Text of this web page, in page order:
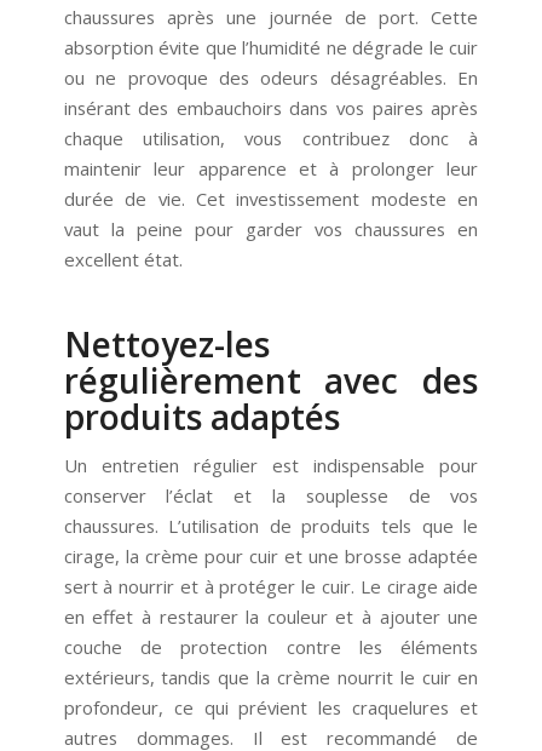
chaussures après une journée de port. Cette
absorption évite que l’humidité ne dégrade le cuir
ou ne provoque des odeurs désagréables. En
insérant des embauchoirs dans vos paires après
chaque utilisation, vous contribuez donc à
maintenir leur apparence et à prolonger leur
durée de vie. Cet investissement modeste en
vaut la peine pour garder vos chaussures en
excellent état.
Nettoyez-les
régulièrement avec des
produits adaptés
Un entretien régulier est indispensable pour
conserver l’éclat et la souplesse de vos
chaussures. L’utilisation de produits tels que le
cirage, la crème pour cuir et une brosse adaptée
sert à nourrir et à protéger le cuir. Le cirage aide
en effet à restaurer la couleur et à ajouter une
couche de protection contre les éléments
extérieurs, tandis que la crème nourrit le cuir en
profondeur, ce qui prévient les craquelures et
autres dommages. Il est recommandé de